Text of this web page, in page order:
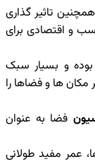
تاثیر گذاری
و اقتصادی برای
و بسیار سبک
ها و فضاها را
فضا به عنوان
عمر مفید طولانی